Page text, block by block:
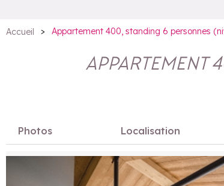
Accueil > Appartement 400, standing 6 personnes
APPARTEMENT
Photos Localisation